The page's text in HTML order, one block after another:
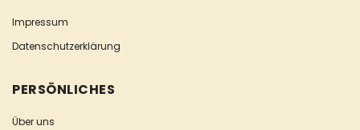
Impressum
Datenschutzerklärung
PERSÖNLICHES
Über uns